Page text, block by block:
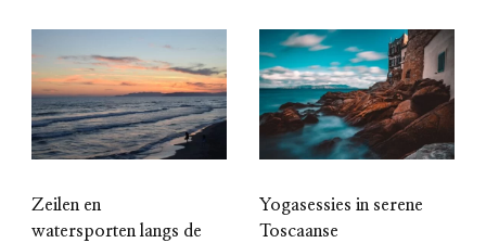
Zeilen en
watersporten langs de
Yogasessies in serene
Toscaanse